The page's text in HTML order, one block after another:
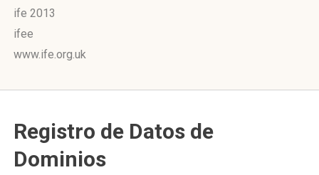
ife 2013
ifee
www.ife.org.uk
Registro de Datos de
Dominios